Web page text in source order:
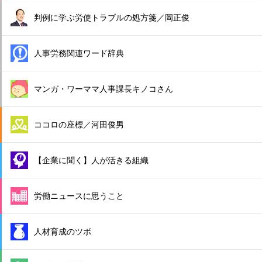
判例に学ぶ労使トラブルの処方箋／岡正俊
人事労務関連ワード辞典
マンガ・ワーママ人事課長キノコさん
ココロの座標／河田俊男
【企業に聞く】人が活きる組織
労働ニュースに思うこと
人材育成のツボ